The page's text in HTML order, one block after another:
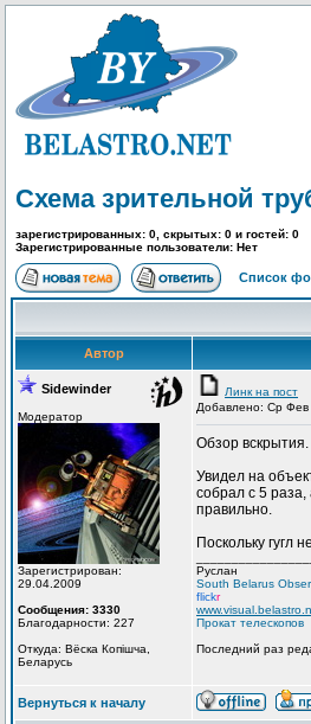
Схема зрительной
зарегистрированных: 0, скрытых: 0 и гостей: 0
Зарегистрированные пользователи: Нет
Список
Автор
Sidewinder
Модератор
Зарегистрирован:
29.04.2009
Сообщения: 3330
Благодарности: 227
Откуда: Вёска Копішча,
Беларусь
Линк на пост
Добавлено: Ср Фев
Обзор вскрытия.
Увидел на
собрал с 5
правильно.
Поскольку
Руслан
South Belarus
flickr
Прокат телескопов
Последний раз
Вернуться к началу